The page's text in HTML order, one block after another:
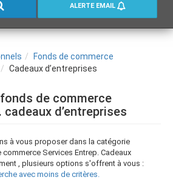
ALERTE EMAIL
Fonds de commerce
Cadeaux d’entreprises
de commerce
d’entreprises
à vous proposer dans la catégorie
Services Entrep. Cadeaux
, plusieurs options s'offrent à vous :
avec moins de critères.